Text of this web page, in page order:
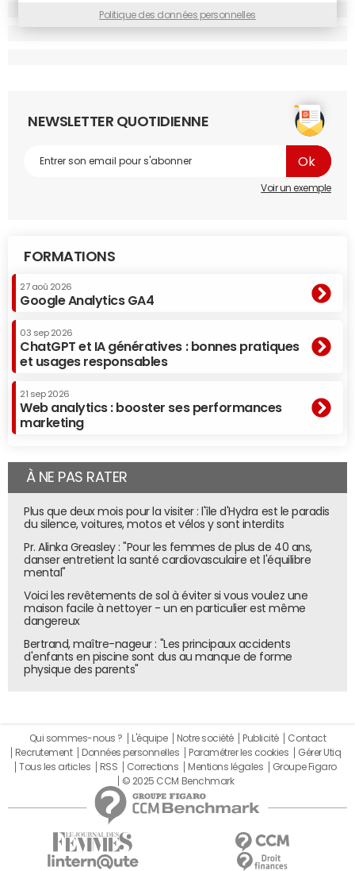
Politique des données personnelles
NEWSLETTER QUOTIDIENNE
Voir un exemple
FORMATIONS
27 aoû 2026
Google Analytics GA4
03 sep 2026
ChatGPT et IA génératives : bonnes pratiques
et usages responsables
21 sep 2026
Web analytics : booster ses performances
marketing
À NE PAS RATER
Plus que deux mois pour la visiter : l'île d'Hydra est le paradis
du silence, voitures, motos et vélos y sont interdits
Pr. Alinka Greasley : "Pour les femmes de plus de 40 ans,
danser entretient la santé cardiovasculaire et l'équilibre
mental"
Voici les revêtements de sol à éviter si vous voulez une
maison facile à nettoyer - un en particulier est même
dangereux
Bertrand, maître-nageur : "Les principaux accidents
d'enfants en piscine sont dus au manque de forme
physique des parents"
Qui sommes-nous ? L'équipe Notre société Publicité
Contact
Recrutement
Données personnelles Paramétrer les cookies
Gérer Utiq
Tous les articles
RSS Corrections Mentions légales
Groupe Figaro
© 2025 CCM Benchmark